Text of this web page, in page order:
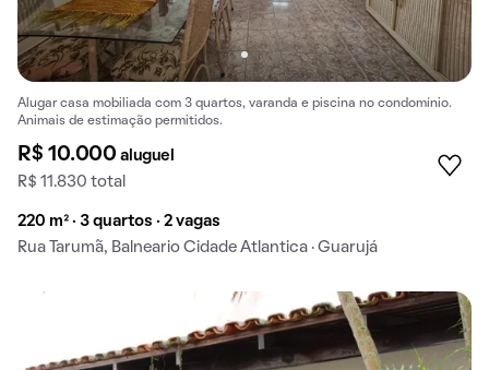
Alugar casa mobiliada com 3 quartos, varanda e piscina no condomínio.
Animais de estimação permitidos.
R$ 10.000aluguel
R$ 11.830 total
220 m² · 3 quartos · 2 vagas
Rua Tarumã, Balneario Cidade Atlantica · Guarujá